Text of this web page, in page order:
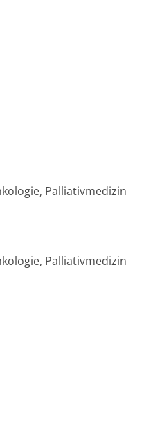
Palliativmedizin
Palliativmedizin